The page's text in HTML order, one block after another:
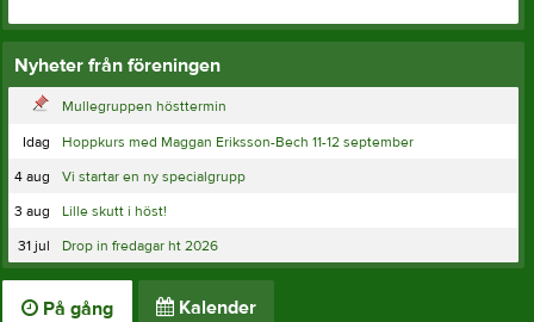
Nyheter från föreningen
Mullegruppen hösttermin
Idag
Hoppkurs med Maggan Eriksson-Bech 11-12 september
4 aug
Vi startar en ny specialgrupp
3 aug
Lille skutt i höst!
31 jul
Drop in fredagar ht 2026
På gång Kalender